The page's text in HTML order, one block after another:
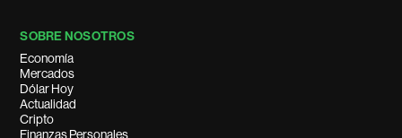
SOBRE NOSOTROS
Economía
Mercados
Dólar Hoy
Actualidad
Cripto
Finanzas Personales